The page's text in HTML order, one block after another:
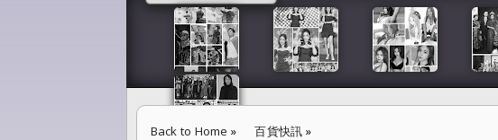
Back to Home » 百貨快訊 »